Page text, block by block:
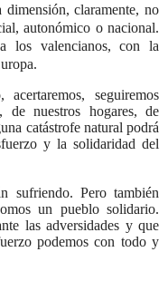
dimensión, claramente, no
autonómico o nacional.
los valencianos, con la
seguiremos
de nuestros hogares, de
catástrofe natural podrá
y la solidaridad del
sufriendo. Pero también
un pueblo solidario.
las adversidades y que
podemos con todo y